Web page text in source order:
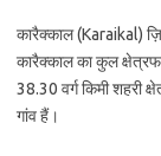
कारैक्काल (Karaikal)
कारैक्काल का कुल
38.30 वर्ग किमी शहरी
गांव हैं।